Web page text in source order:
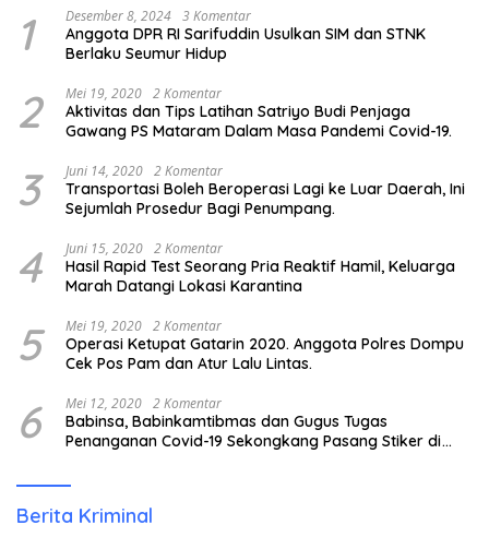
1 Desember 8, 2024 3 Komentar
Anggota DPR RI Sarifuddin Usulkan SIM dan STNK
Berlaku Seumur Hidup
2 Mei 19, 2020 2 Komentar
Aktivitas dan Tips Latihan Satriyo Budi Penjaga
Gawang PS Mataram Dalam Masa Pandemi Covid-19.
3 Juni 14, 2020 2 Komentar
Transportasi Boleh Beroperasi Lagi ke Luar Daerah, Ini
Sejumlah Prosedur Bagi Penumpang.
4 Juni 15, 2020 2 Komentar
Hasil Rapid Test Seorang Pria Reaktif Hamil, Keluarga
Marah Datangi Lokasi Karantina
5 Mei 19, 2020 2 Komentar
Operasi Ketupat Gatarin 2020. Anggota Polres Dompu
Cek Pos Pam dan Atur Lalu Lintas.
6 Mei 12, 2020 2 Komentar
Babinsa, Babinkamtibmas dan Gugus Tugas
Penanganan Covid-19 Sekongkang Pasang Stiker di
Berita Kriminal